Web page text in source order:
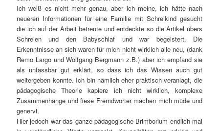
Ich weiß es nicht mehr genau, aber ich meine, ich hätte nach
neueren Informationen für eine Familie mit Schreikind gesucht
die ich auf der Arbeit betreute und entdeckte so die Artikel übers
Schreien und den Babyschlaf und war begeistert. Die
Erkenntnisse an sich waren für mich nicht wirklich alle neu, (dank
Remo Largo und Wolfgang Bergmann z.B.) aber ich empfand sie
als unfassbar gut erklärt, so dass ich das Wissen auch gut
weitergeben konnte. Ich bin nämlich eher praktisch veranlagt, die
pädagogische Theorie kapiere ich nicht wirklich, komplexe
Zusammenhänge und fiese Fremdwörter machen mich müde und
genervt.
Hier jedoch war das ganze pädagogische Brimborium endlich mal